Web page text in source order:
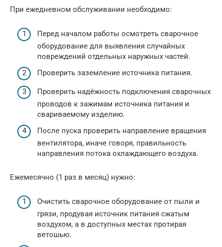
При ежедневном обслуживании необходимо:
Перед началом работы осмотреть сварочное
оборудование для выявления случайных
повреждений отдельных наружных частей.
Проверить заземление источника питания.
Проверить надёжность подключения сварочных
проводов к зажимам источника питания и
свариваемому изделию.
После пуска проверить направление вращения
вентилятора, иначе говоря, правильность
направления потока охлаждающего воздуха.
Ежемесячно (1 раз в месяц) нужно:
Очистить сварочное оборудование от пыли и
грязи, продувая источник питания сжатым
воздухом, а в доступных местах протирая
ветошью.